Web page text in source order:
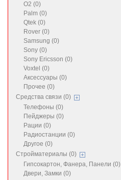
O2 (0)
Palm (0)
Qtek (0)
Rover (0)
Samsung (0)
Sony (0)
Sony Ericsson (0)
Voxtel (0)
Аксессуары (0)
Прочее (0)
Средства связи (0)
Телефоны (0)
Пейджеры (0)
Рации (0)
Радиостанции (0)
Другое (0)
Стройматериалы (0)
Гипсокартон, Фанера, Панели (0)
Двери, Замки (0)